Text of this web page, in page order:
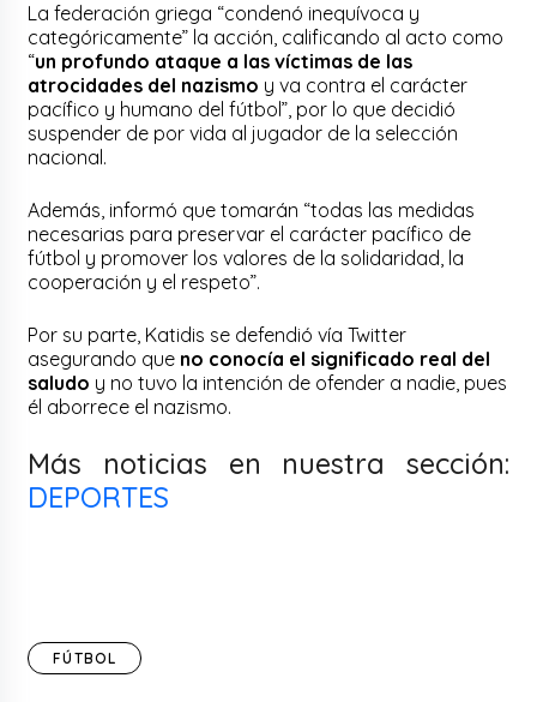
La federación griega “condenó inequívoca y
categóricamente” la acción, calificando al acto como
“un profundo ataque a las víctimas de las
atrocidades del nazismo y va contra el carácter
pacífico y humano del fútbol”, por lo que decidió
suspender de por vida al jugador de la selección
nacional.
Además, informó que tomarán “todas las medidas
necesarias para preservar el carácter pacífico de
fútbol y promover los valores de la solidaridad, la
cooperación y el respeto”.
Por su parte, Katidis se defendió vía Twitter
asegurando que no conocía el significado real del
saludo y no tuvo la intención de ofender a nadie, pues
él aborrece el nazismo.
Más noticias en nuestra sección:
DEPORTES
FÚTBOL